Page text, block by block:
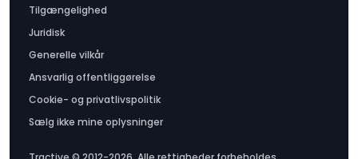
Tilgængelighed
Juridisk
Generelle vilkår
Ansvarlig offentliggørelse
Cookie- og privatlivspolitik
Sælg ikke mine oplysninger